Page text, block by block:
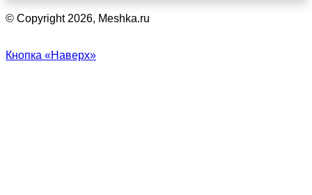
© Copyright 2026, Meshka.ru
Кнопка «Наверх»